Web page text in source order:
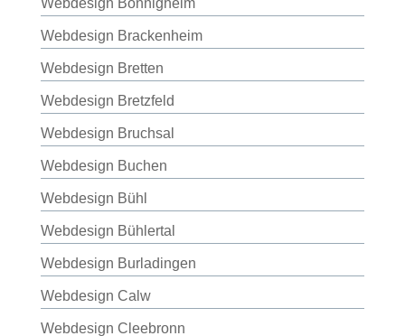
Webdesign Bönnigheim
Webdesign Brackenheim
Webdesign Bretten
Webdesign Bretzfeld
Webdesign Bruchsal
Webdesign Buchen
Webdesign Bühl
Webdesign Bühlertal
Webdesign Burladingen
Webdesign Calw
Webdesign Cleebronn